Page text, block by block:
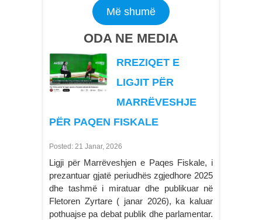
Më shumë
ODA NE MEDIA
RREZIQET E
LIGJIT PËR
MARRËVESHJE
PËR PAQEN FISKALE
Posted: 21 Janar, 2026
Ligji për Marrëveshjen e Paqes Fiskale, i
prezantuar gjatë periudhës zgjedhore 2025
dhe tashmë i miratuar dhe publikuar në
Fletoren Zyrtare ( janar 2026), ka kaluar
pothuajse pa debat publik dhe parlamentar.